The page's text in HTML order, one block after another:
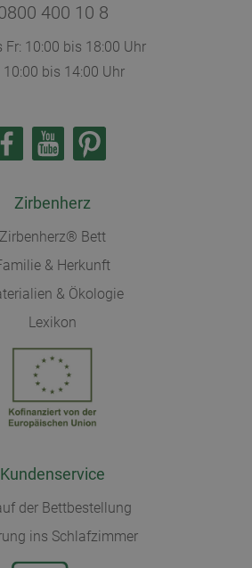
400 10 8
Fr: 10:00 bis 18:00 Uhr
10:00 bis 14:00 Uhr
Zirbenherz
Zirbenherz® Bett
& Herkunft
& Ökologie
Lexikon
Kundenservice
der Bettbestellung
ins Schlafzimmer